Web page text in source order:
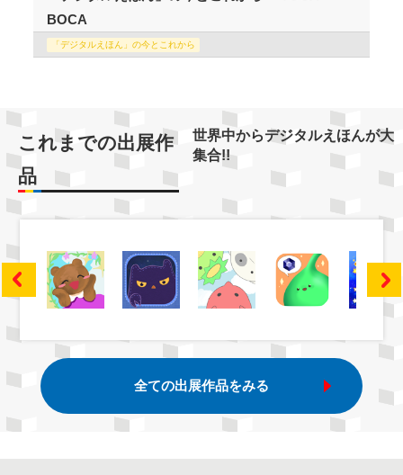
BOCA
「デジタルえほん」の今とこれから
これまでの出展作
品
世界中からデジタルえほんが大
集合!!
全ての出展作品をみる